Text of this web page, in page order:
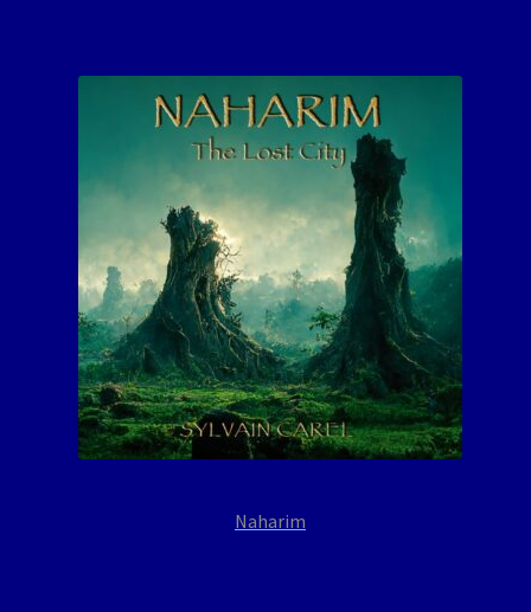
Naharim